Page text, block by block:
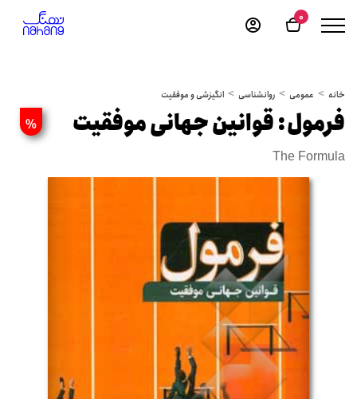
0
خانه عمومی روانشناسی انگیزشی و موفقیت
% فرمول: قوانین جهانی موفقیت
The Formula